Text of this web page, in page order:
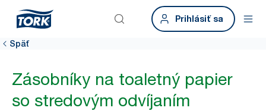
Prihlásiť sa
Späť
Zásobníky na toaletný papier
so stredovým odvíjaním